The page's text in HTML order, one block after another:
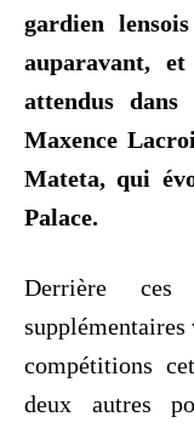
gardien
auparavant,
attendus
Maxence
Mateta, qui
Palace.
Derrière
compétitions
deux autres